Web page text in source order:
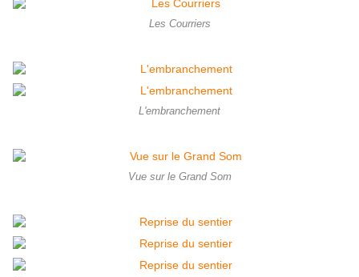
Les Courriers
L'embranchement
Vue sur le Grand Som